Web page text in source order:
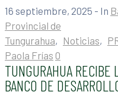
16 septiembre, 2025 - In
Provincial de
Tungurahua‚ Noticias‚
Paola Frías 0
TUNGURAHUA RECIBE
BANCO DE